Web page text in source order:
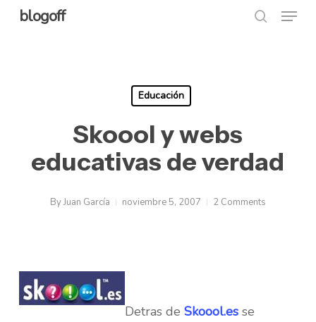
Skipblogoff Menu
Educación
Skoool y webs
educativas de verdad
ByJuan García noviembre 5, 2007 2 Comments
Detras de Skoool.esse